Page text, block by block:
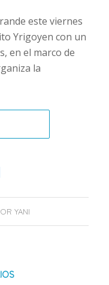
este viernes
Yrigoyen con un
en el marco de
la
YANI